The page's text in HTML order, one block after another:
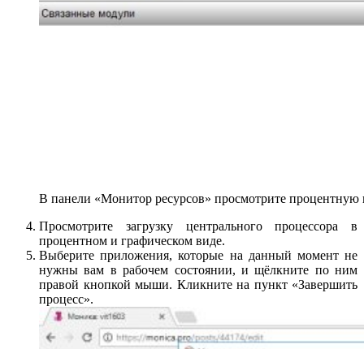
В панели «Монитор ресурсов» просмотрите процентную
Просмотрите загрузку центрального процессора в
процентном и графическом виде.
Выберите приложения, которые на данный момент не
нужны вам в рабочем состоянии, и щёлкните по ним
правой кнопкой мыши. Кликните на пункт «Завершить
процесс».